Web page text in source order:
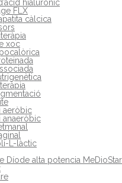
hialurònic
FLX
càlcica
xoc
aeròbic
anaeròbic
L-làctic
Díode alta potencia